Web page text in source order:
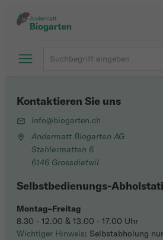
Kontaktieren Sie uns
info@biogarten.ch
Andermatt Biogarten AG
Stahlermatten 6
6146 Grossdietwil
Selbstbedienungs-
Montag–Freitag
8.30 - 12.00 & 13.00 - 17.00 Uhr
Wichtiger Hinweis: Selbstabholung